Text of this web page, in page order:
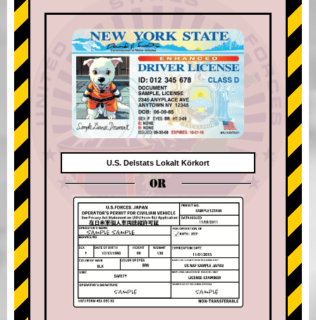
U.S. Delstats Lokalt Körkort
OR